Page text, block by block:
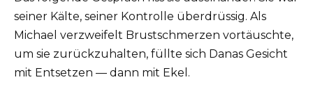
seiner Kälte, seiner Kontrolle überdrüssig. Als
Michael verzweifelt Brustschmerzen vortäuschte,
um sie zurückzuhalten, füllte sich Danas Gesicht
mit Entsetzen — dann mit Ekel.